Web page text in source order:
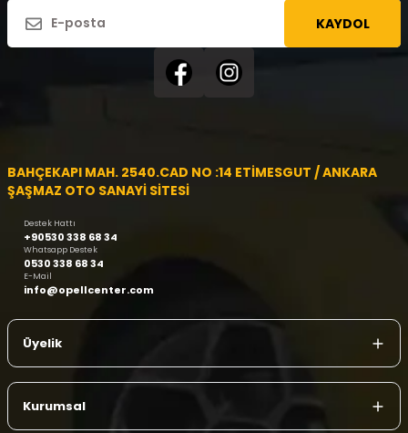
KAYDOL
BAHÇEKAPI MAH. 2540.CAD NO :14 ETİMESGUT / ANKARA
ŞAŞMAZ OTO SANAYİ SİTESİ
Destek Hattı
+90530 338 68 34
Whatsapp Destek
0530 338 68 34
E-Mail
info@opellcenter.com
Üyelik
Kurumsal